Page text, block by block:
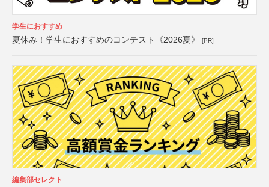
学生におすすめ
夏休み！学生におすすめのコンテスト《2026夏》 [PR]
編集部セレクト